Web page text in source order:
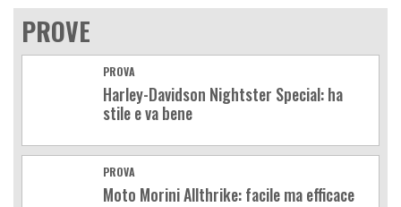
PROVE
PROVA
Harley-Davidson Nightster Special: ha
stile e va bene
PROVA
Moto Morini Allthrike: facile ma efficace